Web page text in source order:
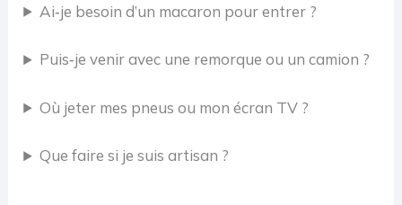
Ai‑je besoin d’un macaron pour entrer ?
Puis‑je venir avec une remorque ou un camion ?
Où jeter mes pneus ou mon écran TV ?
Que faire si je suis artisan ?